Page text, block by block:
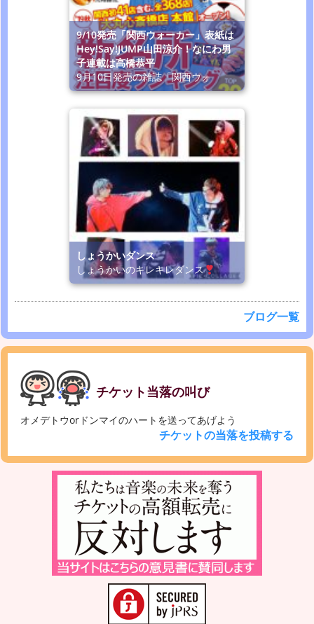
9/10発売「関西ウォーカー」表紙は
Hey!Say!JUMP山田涼介！なにわ男
子連載は高橋恭平
9月10日発売の雑誌「関西ウォ
しょうかいダンス
しょうかいのキレキレダンス
ブログ一覧
チケット当落の叫び
オメデトウorドンマイのハートを送ってあげよう
チケットの当落を投稿する